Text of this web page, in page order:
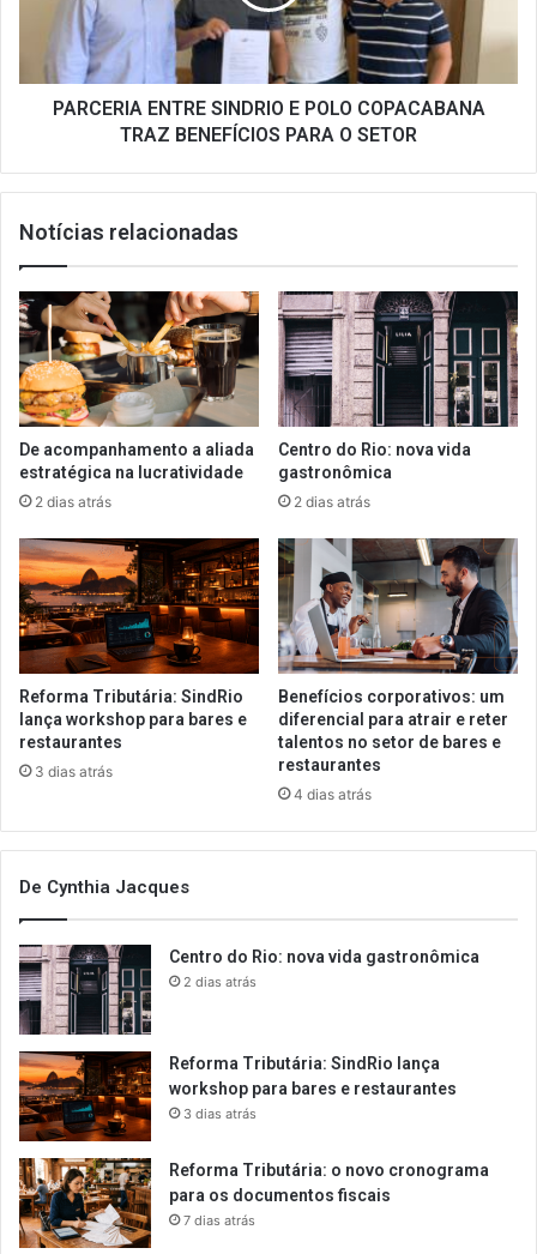
COPACABANA
BENEFÍCIOS
PARA
PARCERIA ENTRE SINDRIO E POLO COPACABANA
TRAZ BENEFÍCIOS PARA O SETOR
Notícias relacionadas
De acompanhamento a aliada
estratégica na lucratividade
2 dias atrás
Centro do Rio: nova vida
gastronômica
2 dias atrás
Reforma Tributária: SindRio
lança workshop para bares e
restaurantes
3 dias atrás
Benefícios corporativos: um
diferencial para atrair e reter
talentos no setor de bares e
restaurantes
4 dias atrás
De Cynthia Jacques
Centro do Rio: nova vida gastronômica
2 dias atrás
Reforma Tributária: SindRio lança
workshop para bares e restaurantes
3 dias atrás
Reforma Tributária: o novo cronograma
para os documentos fiscais
7 dias atrás